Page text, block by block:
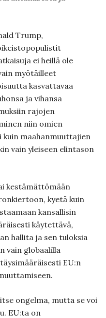
Trump,
ei heillä ole
myötäilleet
kasvattavaa
ja vihansa
rajojen
niin omien
kuin maahanmuuttajien
vain yleiseen elintason
kestämättömään
kyetä kuin
kansallisin
käytettävä,
hallita ja sen tuloksia
vain globaalilla
EU:n
ongelma, mutta se voi
EU:ta on